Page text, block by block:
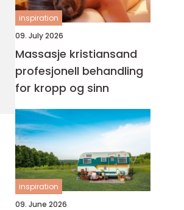
inspiration
09. July 2026
Massasje kristiansand
profesjonell behandling
for kropp og sinn
inspiration
09. June 2026